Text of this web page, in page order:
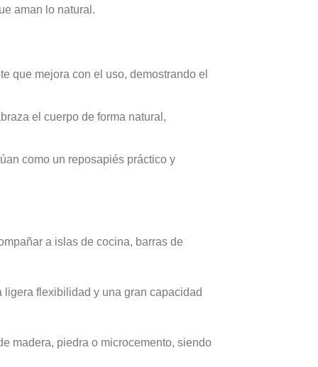
aman lo natural.
que mejora con el uso, demostrando el
el cuerpo de forma natural,
como un reposapiés práctico y
a islas de cocina, barras de
flexibilidad y una gran capacidad
madera, piedra o microcemento, siendo